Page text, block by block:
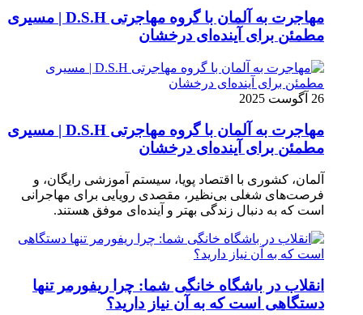
مهاجرت به آلمان با گروه مهاجرتی D.S.H | مسیری
مطمئن برای آینده‌ای درخشان
26 آگوست 2025
مهاجرت به آلمان با گروه مهاجرتی D.S.H | مسیری
مطمئن برای آینده‌ای درخشان
آلمان، کشوری با اقتصاد پویا، سیستم آموزشی رایگان، و
فرصت‌های شغلی بی‌نظیر، مقصدی رویایی برای مهاجرانی
است که به دنبال زندگی بهتر و آینده‌ای موفق هستند.
انقلاب در باشگاه خانگی شما: چرا ریفورمر تنها
دستگاهی است که به آن نیاز دارید؟